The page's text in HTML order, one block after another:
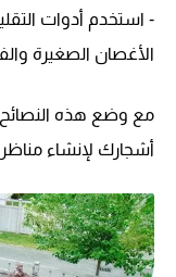
- استخدم أدوات
الأغصان الصغيرة
مع وضع هذه
أشجارك لإنشاء